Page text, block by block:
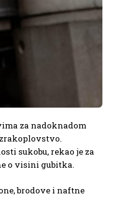
za nadoknadom
sukobu, rekao je za
o visini gubitka.
brodove i naftne